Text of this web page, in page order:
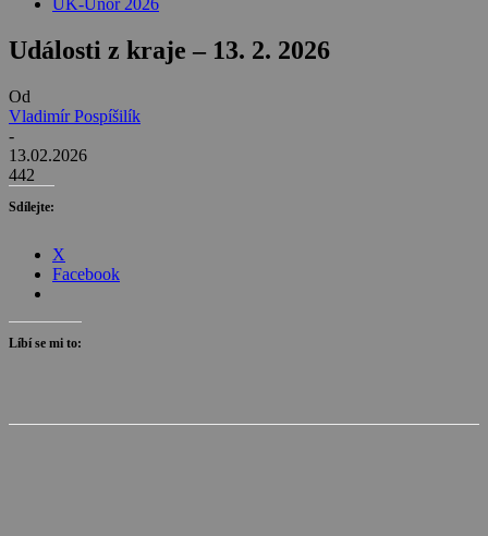
UK-Únor 2026
Události z kraje – 13. 2. 2026
Od
Vladimír Pospíšilík
-
13.02.2026
442
Sdílejte:
X
Facebook
Líbí se mi to: